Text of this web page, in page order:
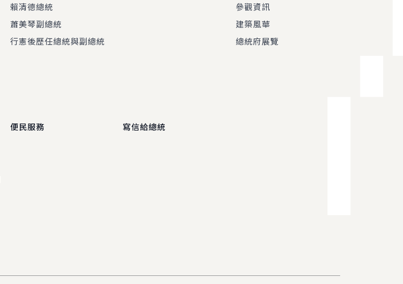
賴清德總統
蕭美琴副總統
行憲後歷任總統與副總統
參觀資訊
建築風華
總統府展覽
便民服務 寫信給總統